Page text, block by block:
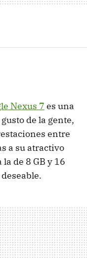
Nexus 7 es una
de la gente,
entre
a su atractivo
de 8 GB y 16